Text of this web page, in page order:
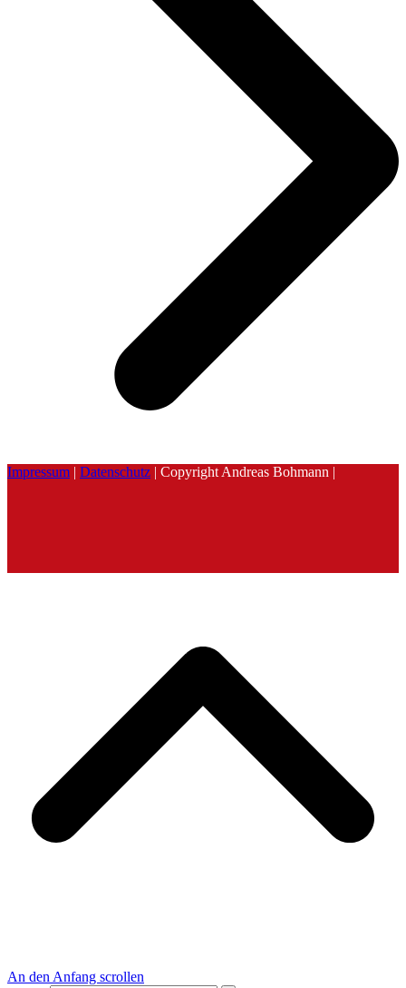
Impressum | Datenschutz | Copyright Andreas Bohmann |
An den Anfang scrollen